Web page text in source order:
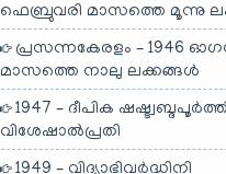
ഫെബ്രുവരി മാസത്തെ മൂന്നു
പ്രസന്നകേരളം – 1946
മാസത്തെ നാലു ലക്കങ്ങൾ
1947 – ദീപിക
വിശേഷാൽപ്രതി
1949 – വിദ്യാഭിവർദ്ധിനി